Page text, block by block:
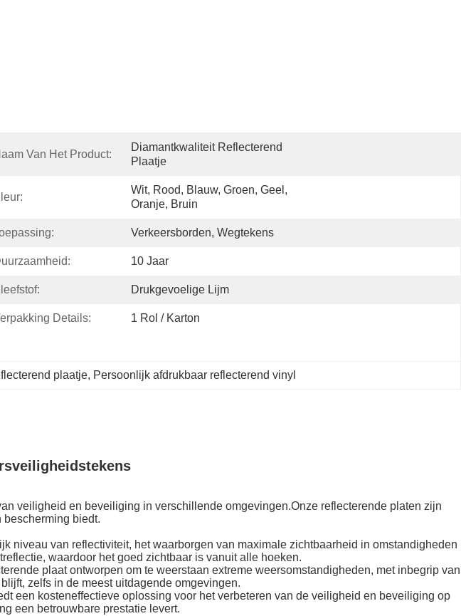
Van Het Product:
Diamantkwaliteit Reflecterend
Plaatje
Wit, Rood, Blauw, Groen, Geel,
Oranje, Bruin
Verkeersborden, Wegtekens
10 Jaar
Drukgevoelige Lijm
Details: 1 Rol / Karton
plaatje, Persoonlijk afdrukbaar reflecterend vinyl
veiligheid en beveiliging in verschillende omgevingen.Onze reflecterende platen zijn
biedt.
niveau van reflectiviteit, het waarborgen van maximale zichtbaarheid in omstandigheden
waardoor het goed zichtbaar is vanuit alle hoeken.
plaat ontworpen om te weerstaan extreme weersomstandigheden, met inbegrip van
zelfs in de meest uitdagende omgevingen.
een kosteneffectieve oplossing voor het verbeteren van de veiligheid en beveiliging op
een betrouwbare prestatie levert.